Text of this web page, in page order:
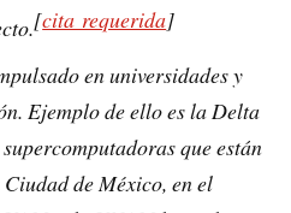
[cita requerida]
en universidades y
Ejemplo de ello es la Delta
que están
de México, en el